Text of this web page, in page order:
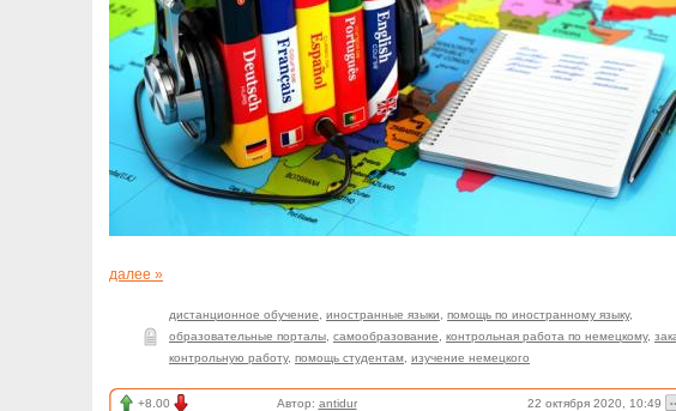
далее »
дистанционное обучение иностранные языки помощь по иностранному языку,
образовательные порталы самообразование контрольная работа по немецкому,
контрольную работу, помощь студентам изучение немецкого
+8.00 Автор: antidur 22 октября 2020, 10:49